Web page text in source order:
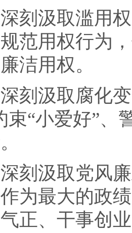
刻汲取滥用
范用权行为
洁用权。
刻汲取腐化
束“小爱好”、
刻汲取党风
为最大的政
正、干事创